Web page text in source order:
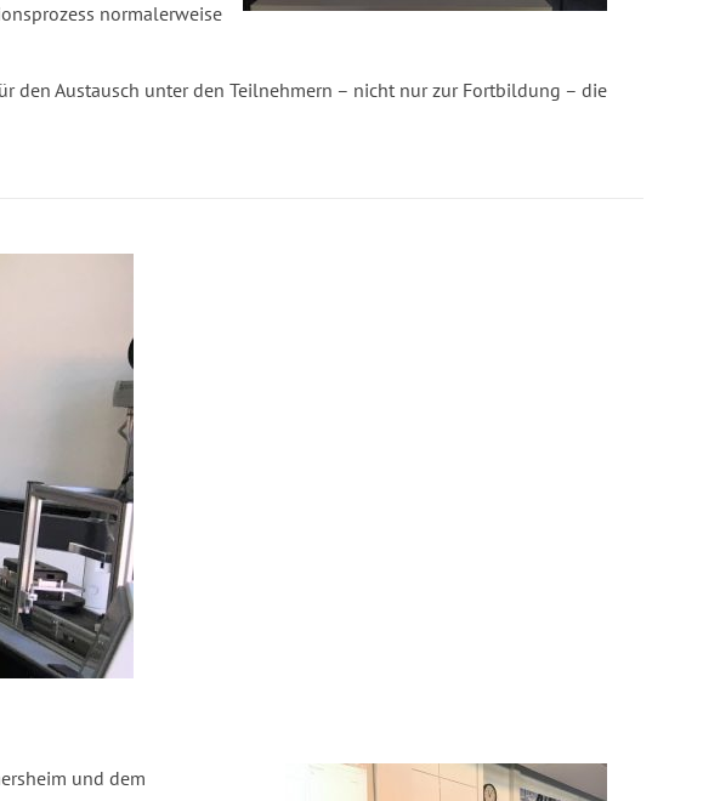
normalerweise
den Austausch unter den Teilnehmern – nicht nur zur Fortbildung – die
und dem